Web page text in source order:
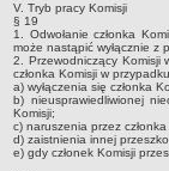
Pomoc Społeczna
Rodzina 500+
Oferty i Przetargi
Senior+
Zarządzenia
V. Tryb pracy Komisji
§ 19
1. Odwołanie członka
może nastąpić wyłącznie z
2. Przewodniczący Komisji
członka Komisji w
a) wyłączenia się członka
b) nieusprawiedliwionej
Komisji;
c) naruszenia przez
d) zaistnienia innej
e) gdy członek Komisji